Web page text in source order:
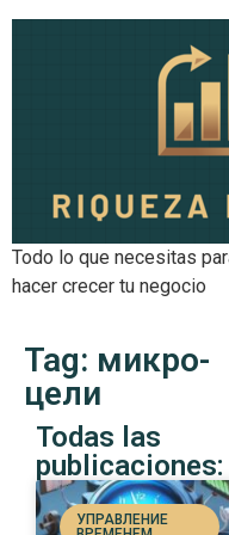
Todo lo que necesitas
hacer crecer tu negocio
Tag: микро-
цели
Todas las
publicaciones:
УПРАВЛЕНИЕ